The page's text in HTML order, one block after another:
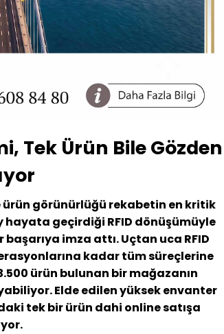
Tek Ürün Bile Gözden
görünürlüğü rekabetin en kritik
hayata geçirdiği RFID dönüşümüyle
imza attı. Uçtan uca RFID
kadar tüm süreçlerine
ürün bulunan bir mağazanın
Elde edilen yüksek envanter
tek bir ürün dahi online satışa